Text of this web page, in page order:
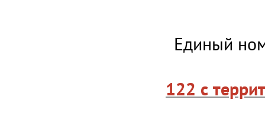
Единый
122 с